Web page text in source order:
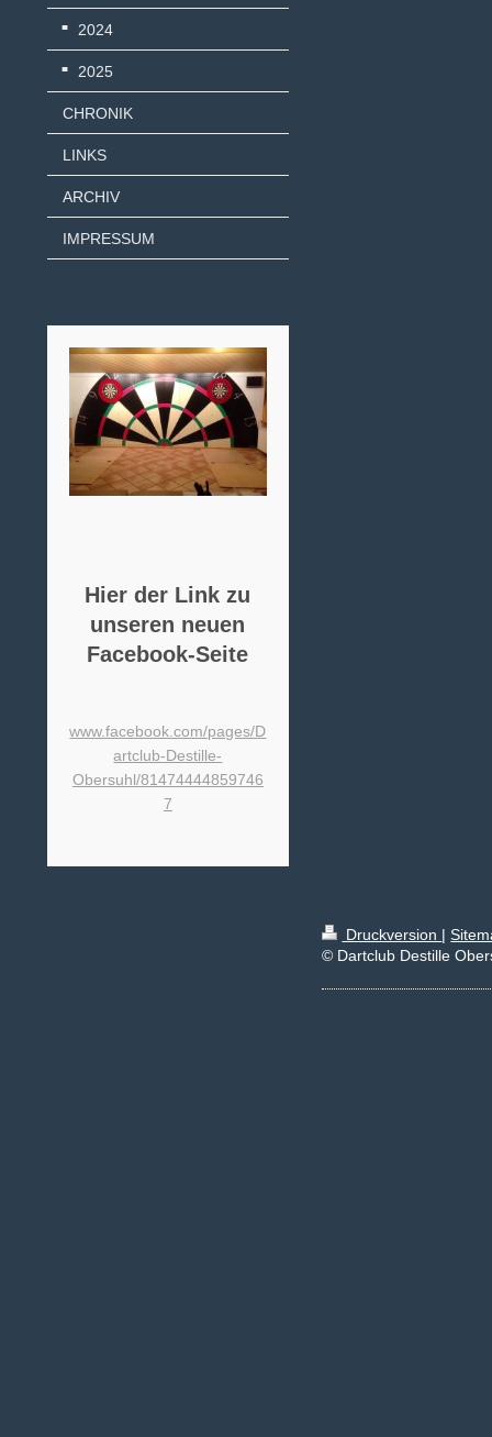
2024
2025
CHRONIK
LINKS
ARCHIV
IMPRESSUM
Hier der Link zu
unseren neuen
Facebook-Seite
www.facebook.com/pages/D
artclub-Destille-
Obersuhl/81474444859746
7
Druckversion |
© Dartclub Destille